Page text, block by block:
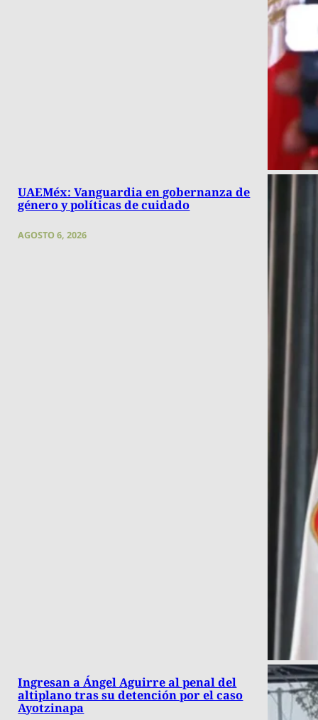
UAEMéx: Vanguardia en gobernanza de
género y políticas de cuidado
AGOSTO 6, 2026
Ingresan a Ángel Aguirre al penal del
altiplano tras su detención por el caso
Ayotzinapa